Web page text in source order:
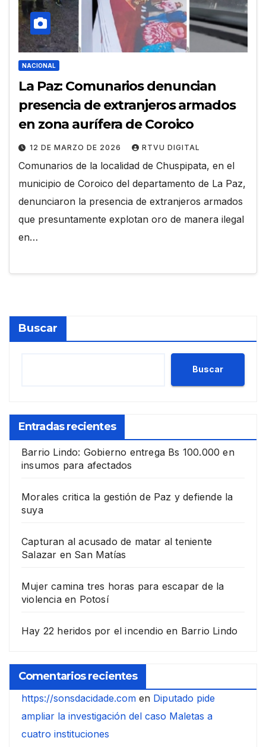
NACIONAL
La Paz: Comunarios denuncian
presencia de extranjeros armados
en zona aurífera de Coroico
12 DE MARZO DE 2026 RTVU DIGITAL
Comunarios de la localidad de Chuspipata, en el
municipio de Coroico del departamento de La Paz,
denunciaron la presencia de extranjeros armados
que presuntamente explotan oro de manera ilegal
en…
Buscar
Buscar
Entradas recientes
Barrio Lindo: Gobierno entrega Bs 100.000 en
insumos para afectados
Morales critica la gestión de Paz y defiende la
suya
Capturan al acusado de matar al teniente
Salazar en San Matías
Mujer camina tres horas para escapar de la
violencia en Potosí
Hay 22 heridos por el incendio en Barrio Lindo
Comentarios recientes
https://sonsdacidade.com en Diputado pide
ampliar la investigación del caso Maletas a
cuatro instituciones